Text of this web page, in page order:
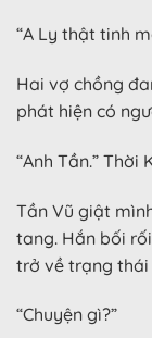
“A Ly thật tinh
Hai vợ chồng
phát hiện có
“Anh Tần.” Thời
Tần Vũ giật
tang. Hắn bối
trở về trạng
“Chuyện gì?”